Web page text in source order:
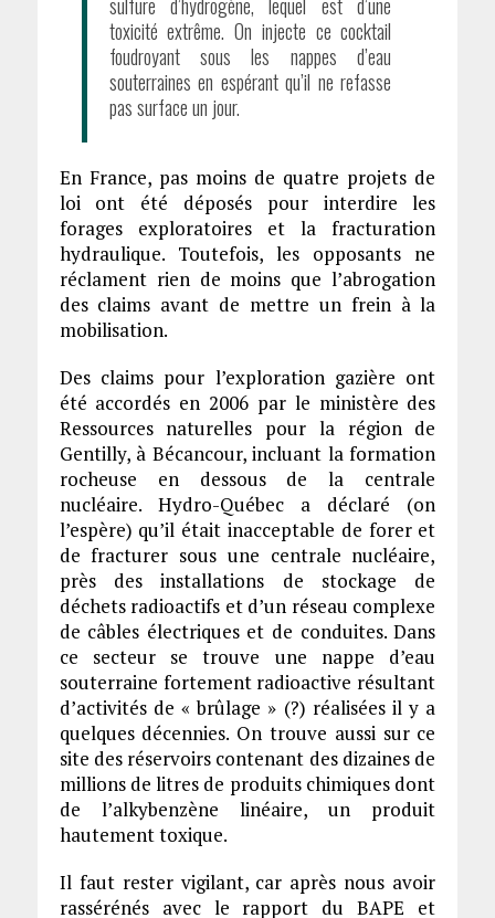
toxicité extrême. On injecte ce cocktail
foudroyant sous les nappes d’eau
souterraines en espérant qu’il ne refasse
pas surface un jour.
En France, pas moins de quatre projets de
loi ont été déposés pour interdire les
forages exploratoires et la fracturation
hydraulique. Toutefois, les opposants ne
réclament rien de moins que l’abrogation
des claims avant de mettre un frein à la
mobilisation.
Des claims pour l’exploration gazière ont
été accordés en 2006 par le ministère des
Ressources naturelles pour la région de
Gentilly, à Bécancour, incluant la formation
rocheuse en dessous de la centrale
nucléaire. Hydro-Québec a déclaré (on
l’espère) qu’il était inacceptable de forer et
de fracturer sous une centrale nucléaire,
près des installations de stockage de
déchets radioactifs et d’un réseau complexe
de câbles électriques et de conduites. Dans
ce secteur se trouve une nappe d’eau
souterraine fortement radioactive résultant
d’activités de « brûlage » (?) réalisées il y a
quelques décennies. On trouve aussi sur ce
site des réservoirs contenant des dizaines de
millions de litres de produits chimiques dont
de l’alkybenzène linéaire, un produit
hautement toxique.
Il faut rester vigilant, car après nous avoir
rassérénés avec le rapport du BAPE et